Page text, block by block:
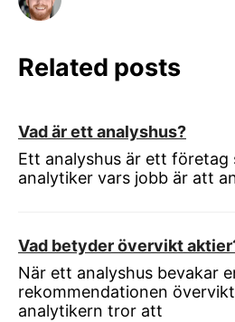
Related posts
Vad är ett analyshus?
Ett analyshus är ett företag
analytiker vars jobb är att
Vad betyder övervikt
När ett analyshus bevakar
rekommendationen
analytikern tror att